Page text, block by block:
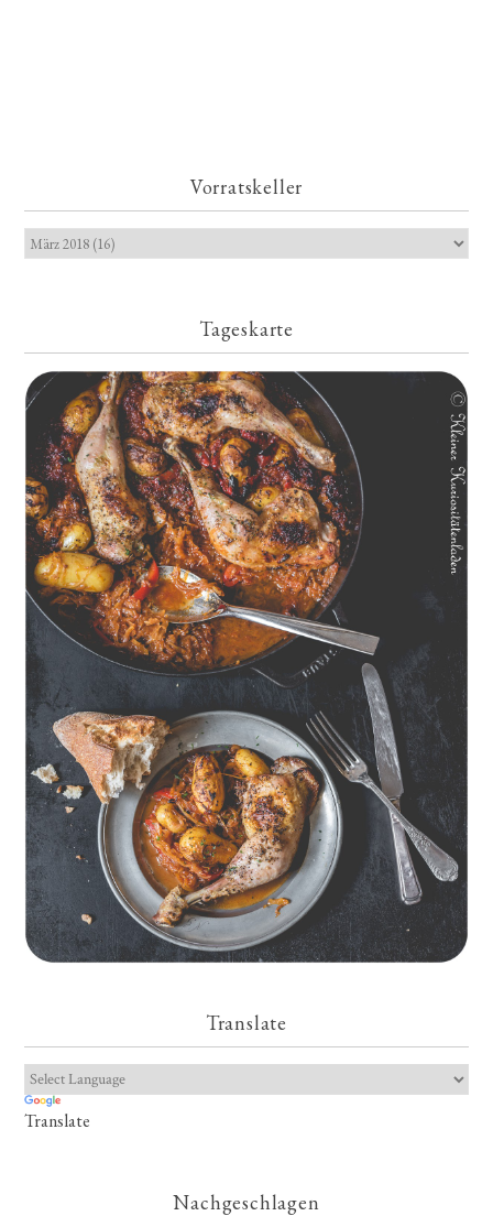
Vorratskeller
Tageskarte
Geschmorte Hähnchenschenkel auf Paprikakraut und kleinen
Kartoffeln
Translate
Translate
Nachgeschlagen